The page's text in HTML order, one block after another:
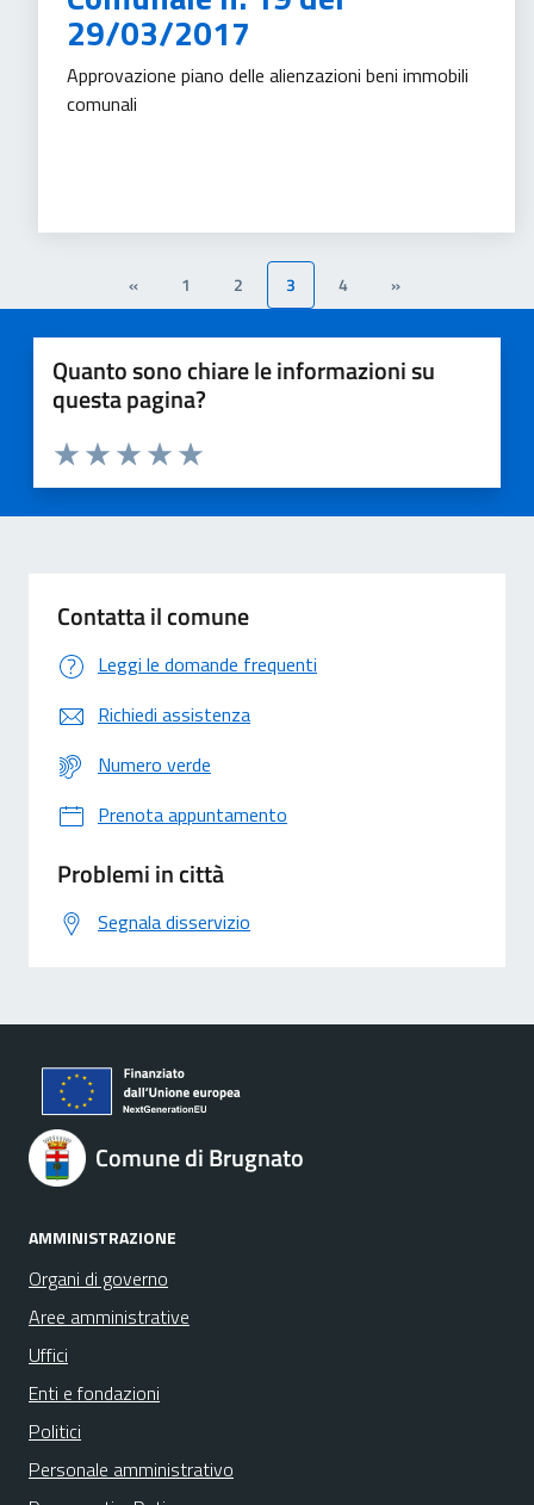
29/03/2017
Approvazione piano delle alienzazioni beni immobili
comunali
« 1 2 3 4 »
Quanto sono chiare le informazioni su
questa pagina?
Valuta 5 stelle su 5
Valuta 4 stelle su 5
Valuta 3 stelle su 5
Valuta 2 stelle su 5
Valuta 1 stelle su 5
Contatta il comune
Leggi le domande frequenti
Richiedi assistenza
Numero verde
Prenota appuntamento
Problemi in città
Segnala disservizio
Comune di Brugnato
AMMINISTRAZIONE
Organi di governo
Aree amministrative
Uffici
Enti e fondazioni
Politici
Personale amministrativo